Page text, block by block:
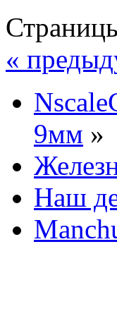
«
9мм »
Наш